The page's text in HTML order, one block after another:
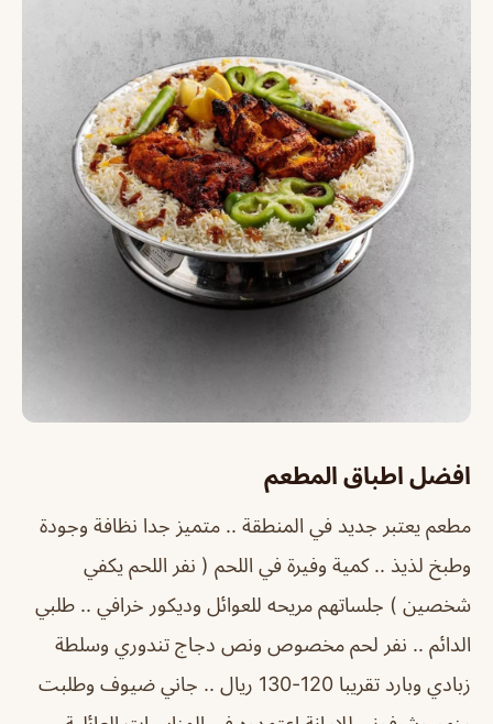
افضل اطباق المطعم
مطعم يعتبر جديد في المنطقة .. متميز جدا نظافة وجودة
وطبخ لذيذ .. كمية وفيرة في اللحم ( نفر اللحم يكفي
شخصين ) جلساتهم مريحه للعوائل وديكور خرافي .. طلبي
الدائم .. نفر لحم مخصوص ونص دجاج تندوري وسلطة
زبادي وبارد تقريبا 120-130 ريال .. جاني ضيوف وطلبت